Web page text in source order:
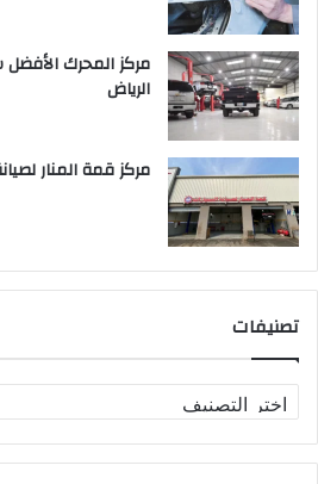
مركز المحرك
الرياض
مركز قمة المنار
تصنيفات
ص
ن